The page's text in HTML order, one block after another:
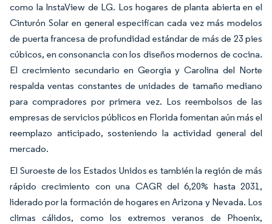
como la InstaView de LG. Los hogares de planta abierta en el
Cinturón Solar en general especifican cada vez más modelos
de puerta francesa de profundidad estándar de más de 23 pies
cúbicos, en consonancia con los diseños modernos de cocina.
El crecimiento secundario en Georgia y Carolina del Norte
respalda ventas constantes de unidades de tamaño mediano
para compradores por primera vez. Los reembolsos de las
empresas de servicios públicos en Florida fomentan aún más el
reemplazo anticipado, sosteniendo la actividad general del
mercado.
El Suroeste de los Estados Unidos es también la región de más
rápido crecimiento con una CAGR del 6,20% hasta 2031,
liderado por la formación de hogares en Arizona y Nevada. Los
climas cálidos, como los extremos veranos de Phoenix,